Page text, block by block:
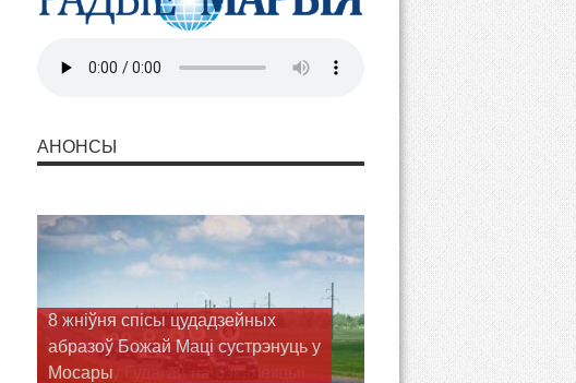
АНОНСЫ
Кармэліты босыя запрашаюць
юнакоў у Гудагай на рэкалекцыі